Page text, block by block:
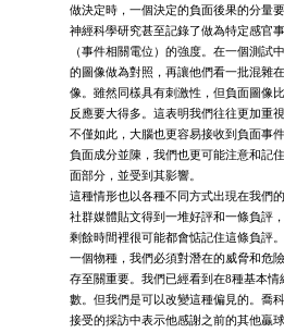
做決定時，一個決定的負面後果的分量要
神經科學研究甚至記錄了做為特定感官
（事件相關電位）的強度。在一個測試
的圖像做為對照，再讓他們看一批混雜
像。雖然同樣具有刺激性，但負面圖像
反應要大得多。這表明我們往往更加重
不僅如此，大腦也更容易接收到負面事
負面成分並陳，我們也更可能注意和記
面部分，並受到其影響。
這種情形也以各種不同方式出現在我們
社群媒體貼文得到一堆好評和一條負評
剩餘時間裡很可能都會惦記住這條負評
一個物種，我們必須對潛在的威脅和危
存至關重要。我們已經看到在8種基本情
數。但我們是可以改變這種偏見的。喬
接受的採訪中表示他感謝之前的其他贏